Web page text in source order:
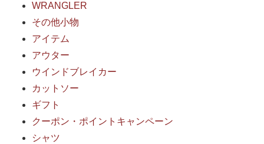
WRANGLER
その他小物
アイテム
アウター
ウインドブレイカー
カットソー
ギフト
クーポン・ポイントキャンペーン
シャツ